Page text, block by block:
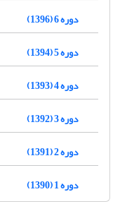
دوره 6 (1396)
دوره 5 (1394)
دوره 4 (1393)
دوره 3 (1392)
دوره 2 (1391)
دوره 1 (1390)